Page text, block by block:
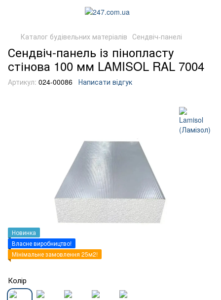
Каталог будівельних матеріалів Сендвіч-панелі
Сендвіч-панель із пінопласту
стінова 100 мм LAMISOL RAL 7004
Артикул: 024-00086 Написати відгук
Новинка
Власне виробництво!
Мінімальне замовлення 25м2!
Колір